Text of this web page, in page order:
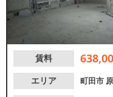
賃料
エリア
町田市